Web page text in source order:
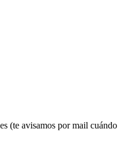
(te avisamos por mail cuándo